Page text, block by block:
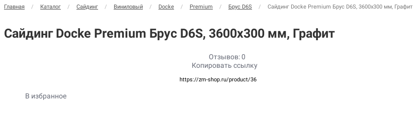
Главная / Каталог / Сайдинг / Виниловый / Docke / Premium / Брус D6S / Сайдинг Docke Premium Брус D6S, 3600х300 мм, Графит
Сайдинг Docke Premium Брус D6S, 3600х300 мм, Графит
Отзывов: 0
Копировать ссылку
https://zm-shop.ru/product/36
В избранное